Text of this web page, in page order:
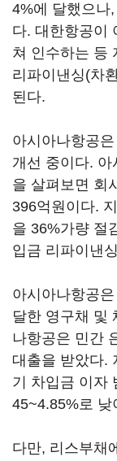
4%에 달했으나
다. 대한항공이
쳐 인수하는 등
리파이낸싱(차
된다.
아시아나항공
개선 중이다.
을 살펴보면 회
396억원이다.
을 36%가량 절
입금 리파이낸
아시아나항공
달한 영구채 및
나항공은 민간
대출을 받았다.
기 차입금 이자
45~4.85%로 낮
다만, 리스부채